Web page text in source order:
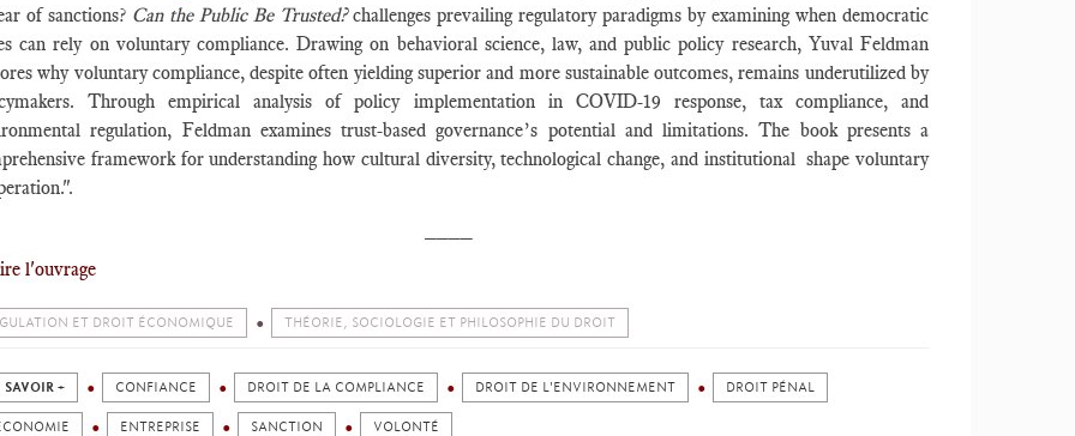
of sanctions? Can the Public Be Trusted?challenges prevailing regulatory paradigms by examining when democratic
can rely on voluntary compliance. Drawing on behavioral science, law, and public policy research, Yuval Feldman
why voluntary compliance, despite often yielding superior and more sustainable outcomes, remains underutilized by
Through empirical analysis of policy implementation in COVID-19 response, tax compliance, and
regulation, Feldman examines trust-based governance’s potential and limitations. The book presents a
framework for understanding how cultural diversity, technological change, and institutional shape voluntary
l'ouvrage
ET DROIT ÉCONOMIQUE THÉORIE, SOCIOLOGIE ET PHILOSOPHIE DU DROIT
SAVOIR + CONFIANCE DROIT DE LA COMPLIANCE DROIT DE L'ENVIRONNEMENT DROIT PÉNAL
ENTREPRISE SANCTION VOLONTÉ